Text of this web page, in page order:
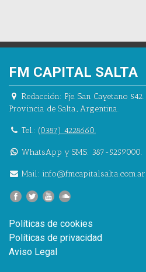
FM CAPITAL SALTA
Redacción: Pje. San Cayetano 542.
Provincia de Salta., Argentina.
Tel.: (0387) 4228660.
WhatsApp y SMS: 387-5259000.
Mail: info@fmcapitalsalta.com.ar
Políticas de cookies
Políticas de privacidad
Aviso Legal